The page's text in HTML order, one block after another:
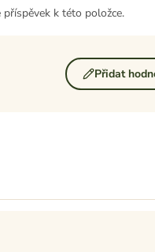
k této položce.
Přidat